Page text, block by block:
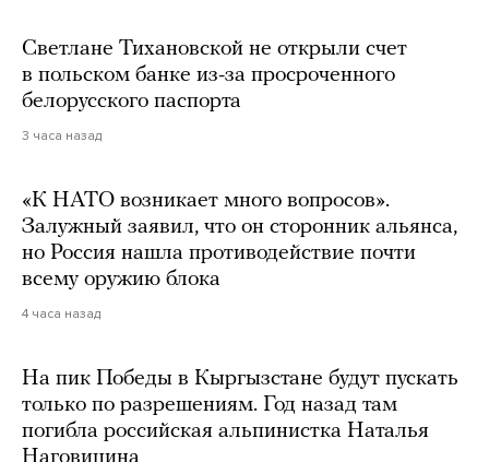
Светлане Тихановской не открыли счет
в польском банке из-за просроченного
белорусского паспорта
3 часа назад
«К НАТО возникает много вопросов».
Залужный заявил, что он сторонник альянса,
но Россия нашла противодействие почти
всему оружию блока
4 часа назад
На пик Победы в Кыргызстане будут пускать
только по разрешениям. Год назад там
погибла российская альпинистка Наталья